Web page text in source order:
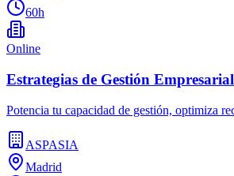
60h
Online
Estrategias de Gestión
Potencia tu capacidad de gestión, optimiza
ASPASIA
Madrid